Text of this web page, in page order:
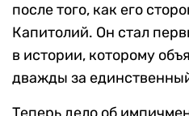
после того, как его
Капитолий. Он стал
в истории, которому
дважды за